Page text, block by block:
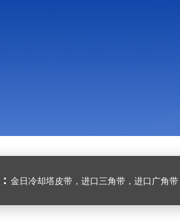
金日冷却塔皮带，进口三角带，进口广角带，进口同步带，进口空压机皮